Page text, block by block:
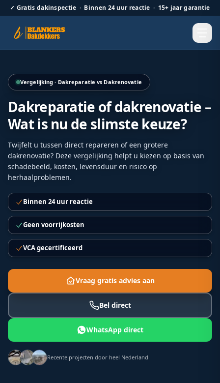
✓ Gratis dakinspectie · Binnen 24 uur reactie · 15+ jaar garantie
Vergelijking · Dakreparatie vs Dakrenovatie
Dakreparatie of dakrenovatie –
Wat is nu de slimste keuze?
Twijfelt u tussen direct repareren of een grotere
dakrenovatie? Deze vergelijking helpt u kiezen op basis van
schadebeeld, kosten, levensduur en risico op
herhaalproblemen.
Binnen 24 uur reactie
Geen voorrijkosten
VCA gecertificeerd
Vraag gratis advies aan
Bel direct
WhatsApp direct
Recente projecten door heel Nederland